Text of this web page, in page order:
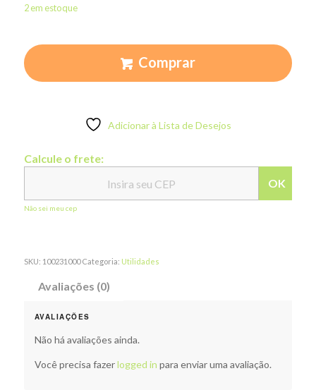
2 em estoque
Comprar
Adicionar à Lista de Desejos
Calcule o frete:
OK
Não sei meu cep
SKU: 100231000 Categoria: Utilidades
Avaliações (0)
AVALIAÇÕES
Não há avaliações ainda.
Você precisa fazerlogged in para enviar uma avaliação.